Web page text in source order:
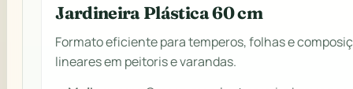
Jardineira Plástica 60 cm
Formato eficiente para temperos, folhas e
lineares em peitoris e varandas.